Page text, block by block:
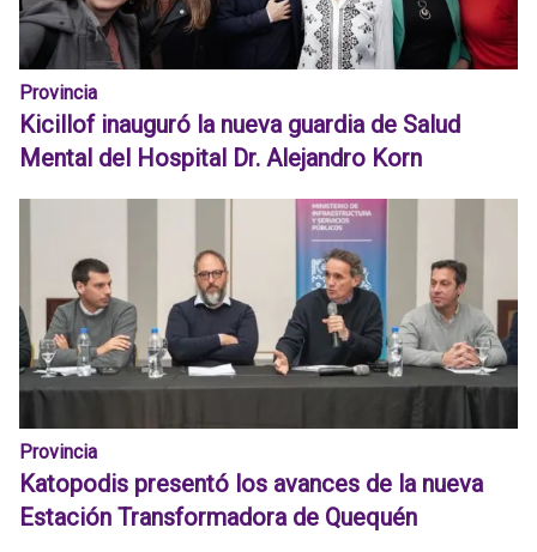
Provincia
Kicillof inauguró la nueva guardia de Salud
Mental del Hospital Dr. Alejandro Korn
Provincia
Katopodis presentó los avances de la nueva
Estación Transformadora de Quequén